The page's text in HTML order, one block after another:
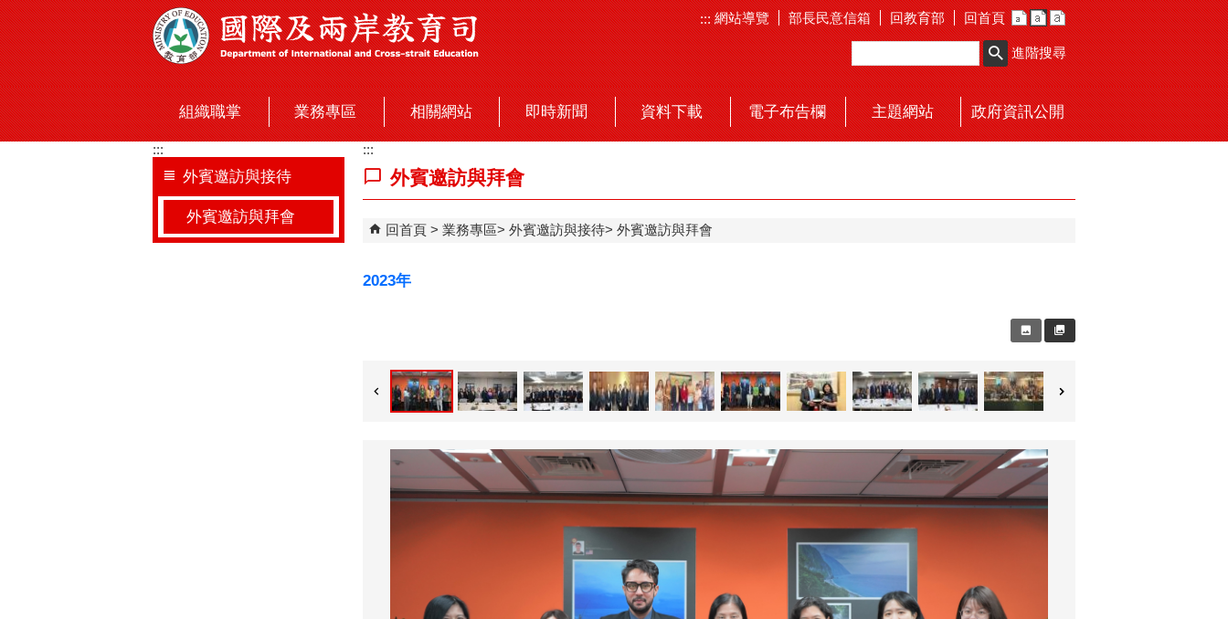
跳到主要內容區塊 :::網站導覽 部長民意信箱 回教育部 回首頁
進階搜尋
組織職掌 業務專區 相關網站 即時新聞 資料下載 電子布告欄 主題網站 政府資訊公開
:::
外賓邀訪與接待
外賓邀訪與拜會
:::
外賓邀訪與拜會
回首頁 業務專區 外賓邀訪與接待 外賓邀訪與拜會
2023年